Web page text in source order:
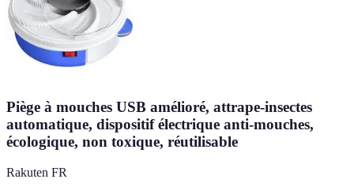
Piège à mouches USB amélioré, attrape-insectes
automatique, dispositif électrique anti-mouches,
écologique, non toxique, réutilisable
Rakuten FR